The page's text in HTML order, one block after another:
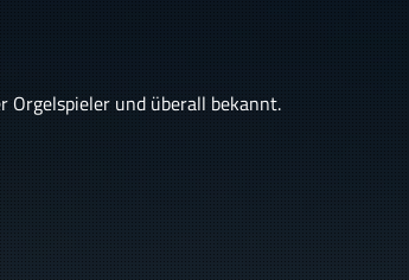
Orgelspieler und überall bekannt.